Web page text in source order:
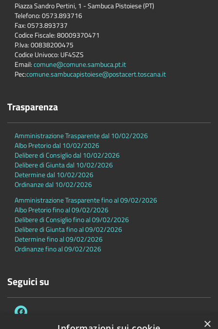
Piazza Sandro Pertini, 1 - Sambuca Pistoiese (PT)
Telefono: 0573.893716
Fax: 0573.893737
Codice Fiscale: 80009370471
P.Iva: 00838200475
Codice Univoco: UF4SZS
Email:comune@comune.sambuca.pt.it
Pec:comune.sambucapistoiese@postacert.toscana.it
Trasparenza
Amministrazione Trasparente dal 10/02/2026
Albo Pretorio dal 10/02/2026
Delibere di Consiglio dal 10/02/2026
Delibere di Giunta dal 10/02/2026
Determine dal 10/02/2026
Ordinanze dal 10/02/2026
Amministrazione Trasparente fino al 09/02/2026
Albo Pretorio fino al 09/02/2026
Delibere di Consiglio fino al 09/02/2026
Delibere di Giunta fino al 09/02/2026
Determine fino al 09/02/2026
Ordinanze fino al 09/02/2026
Seguici su
×